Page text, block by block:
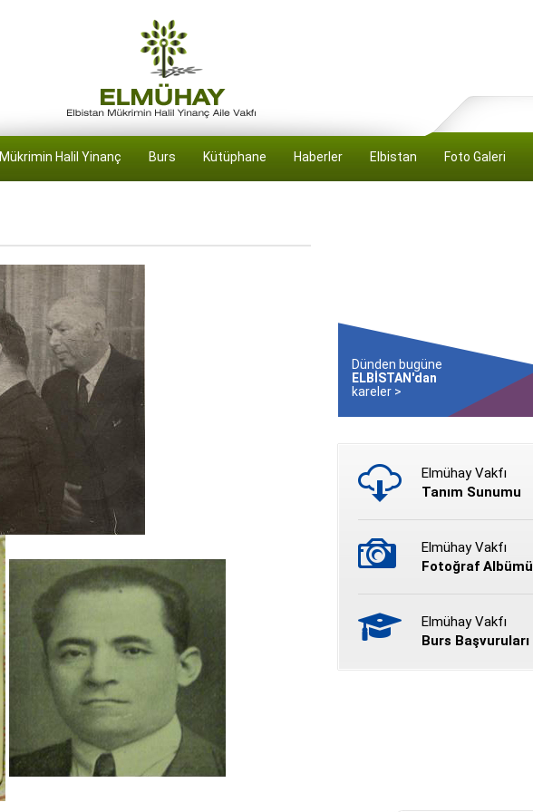
Mükrimin Halil Yinanç Burs Kütüphane Haberler Elbistan Foto Galeri
Dünden bugüne
ELBİSTAN'dan
kareler >
Elmühay Vakfı
Tanım Sunumu
Elmühay Vakfı
Fotoğraf Albümü
Elmühay Vakfı
Burs Başvuruları